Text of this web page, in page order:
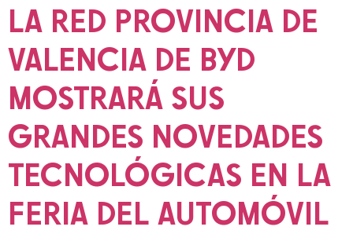
LA RED PROVINCIA DE
VALENCIA DE BYD
MOSTRARÁ SUS
GRANDES NOVEDADES
TECNOLÓGICAS EN LA
FERIA DEL AUTOMÓVIL